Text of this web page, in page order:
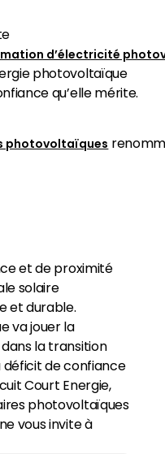
d’électricité
photovoltaïque
qu’elle mérite.
photovoltaïques
et de proximité
solaire
et durable.
va jouer la
la transition
de confiance
Court Energie,
photovoltaïques
vous invite à